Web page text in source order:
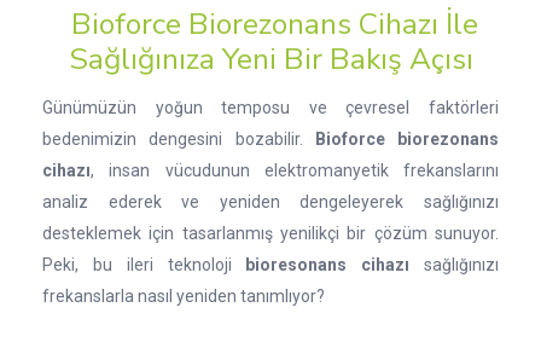
Bioforce Biorezonans Cihazı İle
Sağlığınıza Yeni Bir Bakış Açısı
Günümüzün yoğun temposu ve çevresel faktörleri
bedenimizin dengesini bozabilir. Bioforce biorezonans
cihazı, insan vücudunun elektromanyetik frekanslarını
analiz ederek ve yeniden dengeleyerek sağlığınızı
desteklemek için tasarlanmış yenilikçi bir çözüm sunuyor.
Peki, bu ileri teknoloji bioresonans cihazı sağlığınızı
frekanslarla nasıl yeniden tanımlıyor?